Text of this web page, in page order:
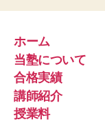
ホーム
当塾について
合格実績
講師紹介
授業料